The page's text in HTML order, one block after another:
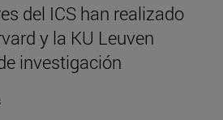
del ICS han realizado
y la KU Leuven
investigación